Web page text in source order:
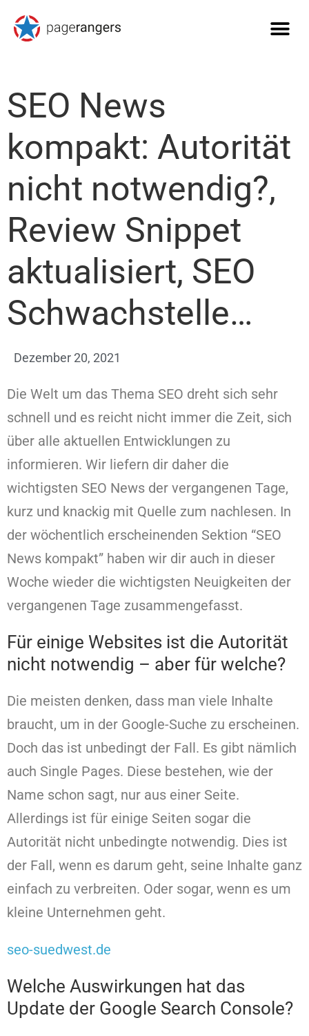
SEO News
kompakt: Autorität
nicht notwendig?,
Review Snippet
aktualisiert, SEO
Schwachstelle…
Dezember 20, 2021
Die Welt um das Thema SEO dreht sich sehr
schnell und es reicht nicht immer die Zeit, sich
über alle aktuellen Entwicklungen zu
informieren. Wir liefern dir daher die
wichtigsten SEO News der vergangenen Tage,
kurz und knackig mit Quelle zum nachlesen. In
der wöchentlich erscheinenden Sektion “SEO
News kompakt” haben wir dir auch in dieser
Woche wieder die wichtigsten Neuigkeiten der
vergangenen Tage zusammengefasst.
Für einige Websites ist die Autorität
nicht notwendig – aber für welche?
Die meisten denken, dass man viele Inhalte
braucht, um in der Google-Suche zu erscheinen.
Doch das ist unbedingt der Fall. Es gibt nämlich
auch Single Pages. Diese bestehen, wie der
Name schon sagt, nur aus einer Seite.
Allerdings ist für einige Seiten sogar die
Autorität nicht unbedingte notwendig. Dies ist
der Fall, wenn es darum geht, seine Inhalte ganz
einfach zu verbreiten. Oder sogar, wenn es um
kleine Unternehmen geht.
seo-suedwest.de
Welche Auswirkungen hat das
Update der Google Search Console?